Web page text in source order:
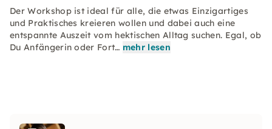
Der Workshop ist ideal für alle, die etwas Einzigartiges
und Praktisches kreieren wollen und dabei auch eine
entspannte Auszeit vom hektischen Alltag suchen. Egal, ob
Du Anfängerin oder Fort… mehr lesen